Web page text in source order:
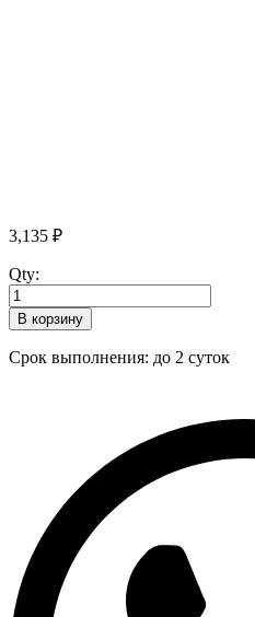
3,135 ₽
Qty:
В корзину
Срок выполнения: до 2 суток